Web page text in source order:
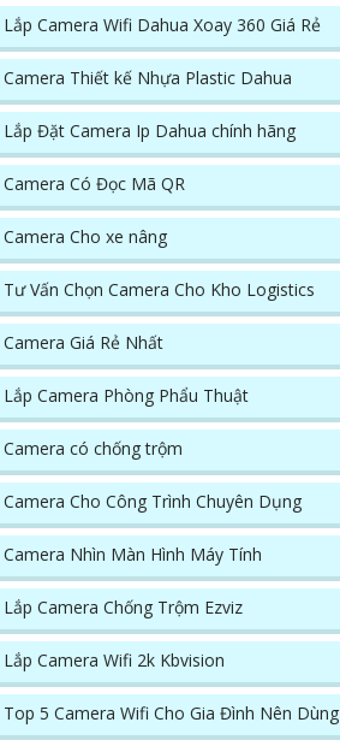
Lắp Camera Wifi Dahua Xoay 360 Giá Rẻ
Camera Thiết kế Nhựa Plastic Dahua
Lắp Đặt Camera Ip Dahua chính hãng
Camera Có Đọc Mã QR
Camera Cho xe nâng
Tư Vấn Chọn Camera Cho Kho Logistics
Camera Giá Rẻ Nhất
Lắp Camera Phòng Phẩu Thuật
Camera có chống trộm
Camera Cho Công Trình Chuyên Dụng
Camera Nhìn Màn Hình Máy Tính
Lắp Camera Chống Trộm Ezviz
Lắp Camera Wifi 2k Kbvision
Top 5 Camera Wifi Cho Gia Đình Nên Dùng